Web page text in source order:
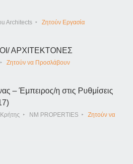
Architects Ζητούν Εργασία
ΑΡΧΙΤΕΚΤΟΝΕΣ
Ζητούν να Προσλάβουν
– Έμπειρος/η στις Ρυθμίσεις
NM PROPERTIES
Ζητούν να